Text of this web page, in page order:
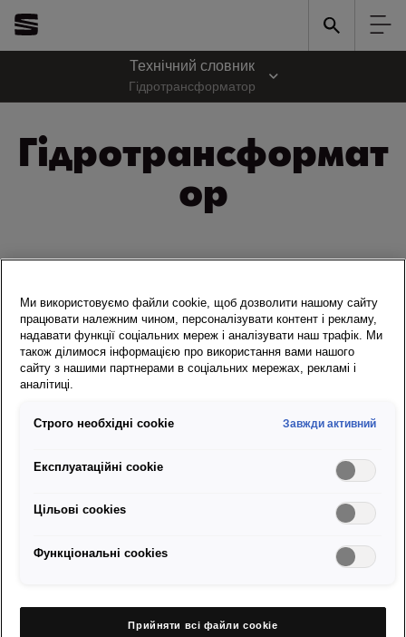
Технічний словник
Гідротрансформатор
Гідротрансформат
ор
трансмісією.
Вони зазвичай працюють за принципом гідродинаміки,
використовуючи рідину (переважно оливу) для передачі
крутного моменту.
Повернутися до огляду
Ми використовуємо файли cookie, щоб дозволити нашому сайту
працювати належним чином, персоналізувати контент і рекламу,
надавати функції соціальних мереж і аналізувати наш трафік. Ми
також ділимося інформацією про використання вами нашого
сайту з нашими партнерами в соціальних мережах, рекламі і
аналітиці.
Строго необхідні cookie Завжди активний
Експлуатаційні cookie
Цільові сookies
Функціональні cookies
Прийняти всі файли сookie